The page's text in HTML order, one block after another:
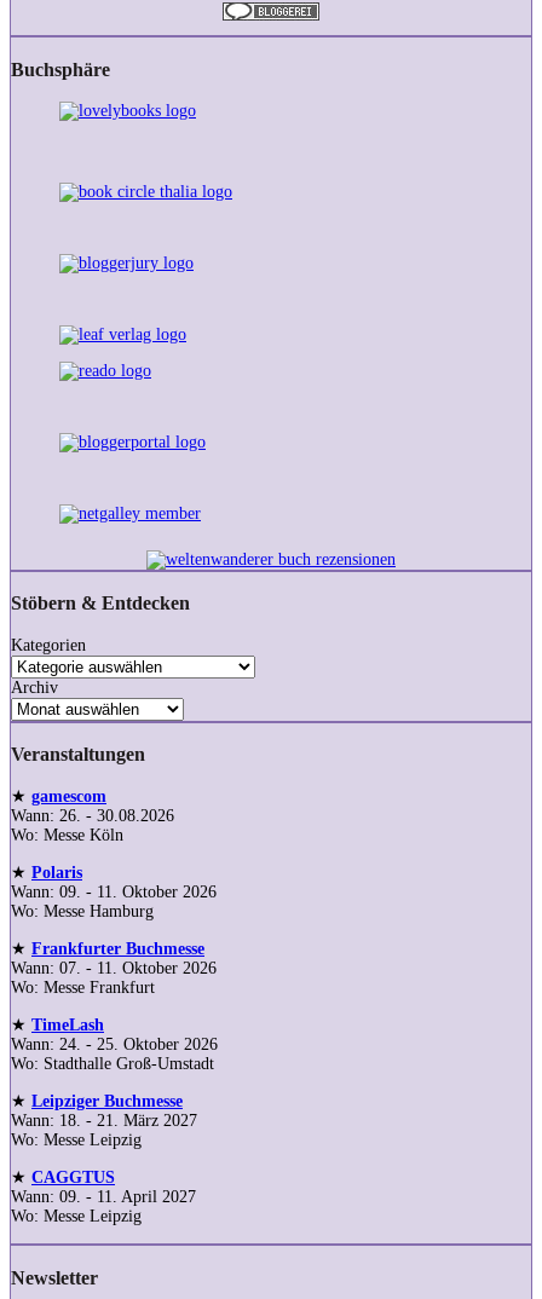
Buchsphäre
Stöbern & Entdecken
Kategorien
Archiv
Veranstaltungen
★ gamescom
Wann: 26. - 30.08.2026
Wo: Messe Köln
★ Polaris
Wann: 09. - 11. Oktober 2026
Wo: Messe Hamburg
★ Frankfurter Buchmesse
Wann: 07. - 11. Oktober 2026
Wo: Messe Frankfurt
★ TimeLash
Wann: 24. - 25. Oktober 2026
Wo: Stadthalle Groß-Umstadt
★ Leipziger Buchmesse
Wann: 18. - 21. März 2027
Wo: Messe Leipzig
★ CAGGTUS
Wann: 09. - 11. April 2027
Wo: Messe Leipzig
Newsletter